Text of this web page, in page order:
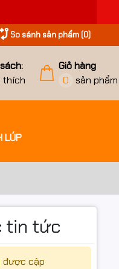
So sánh sản phẩm (0)
thích
Giỏ hàng
0 sản phẩm
LÚP
tin tức
được cập